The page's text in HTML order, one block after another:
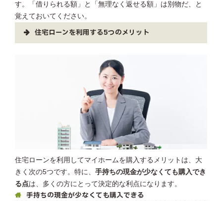
す。「借りられる額」と「無理なく返せる額」は別物だ、と
覚えておいてください。
住宅ローンを利用する5つのメリット
住宅ローンを利用してマイホームを購入するメリットは、大
きく次の5つです。特に、 手持ちの現金が少なくても購入でき
る点は、多くの方にとって決定的な利点になります。
手持ちの現金が少なくても購入できる